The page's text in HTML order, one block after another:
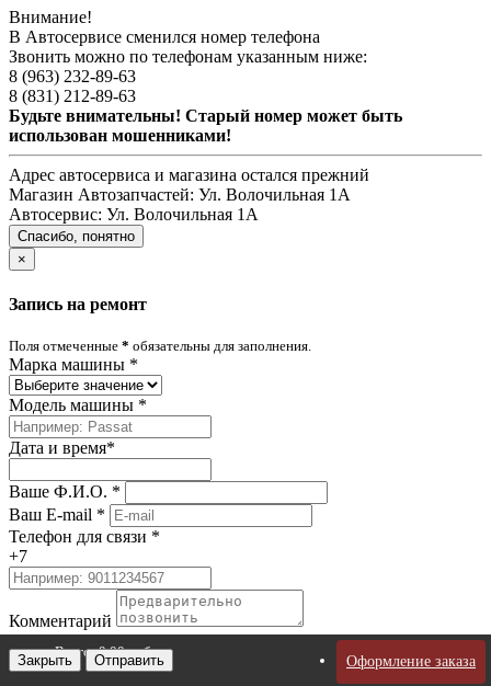
Всего: 0,00 руб.
Оформление заказа
Внимание!
В Автосервисе сменился номер телефона
Звонить можно по телефонам указанным ниже:
8 (963) 232-89-63
8 (831) 212-89-63
Будьте внимательны! Старый номер может быть
использован мошенниками!
Адрес автосервиса и магазина остался прежний
Магазин Автозапчастей: Ул. Волочильная 1А
Автосервис: Ул. Волочильная 1А
Спасибо, понятно
×
Запись на ремонт
Поля отмеченные * обязательны для заполнения.
Марка машины *
Модель машины *
Дата и время*
Ваше Ф.И.О. *
Ваш E-mail *
Телефон для связи *
+7
Комментарий
Закрыть Отправить